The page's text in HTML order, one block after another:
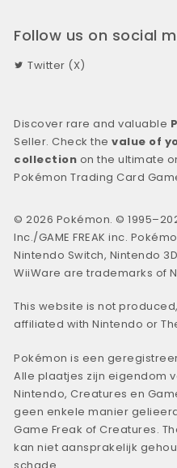
Follow us on social
Twitter (X)
Discover rare and valuable
Seller. Check thevalue of
collection on the ultimate
Pokémon Trading Card
© 2026 Pokémon. ©
Inc./GAME FREAK inc.
Nintendo Switch, Nintendo
WiiWare are trademarks of
This website is not
affiliated with Nintendo or
Pokémon is een
Alle plaatjes zijn eigendom
Nintendo, Creatures en
geen enkele manier
Game Freak of Creatures.
kan niet aansprakelijk
schade.